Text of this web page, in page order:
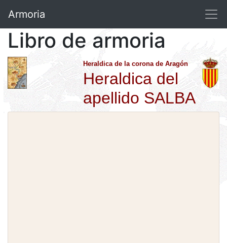
Armoria
Libro de armoria
Heraldica de la corona de Aragón
Heraldica del
apellido SALBA